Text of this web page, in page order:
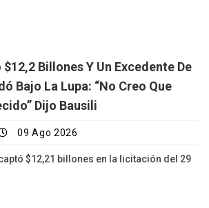
Billones Y Un Excedente De
Bajo La Lupa: “No Creo Que
Dijo Bausili
09 Ago 2026
$12,21 billones en la licitación del 29